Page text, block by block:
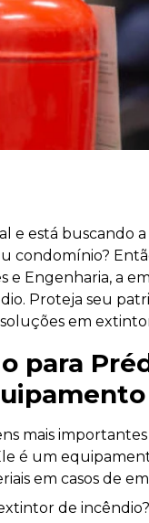
e está buscando
condomínio?
e Engenharia, a
Proteja seu
em
para
mais
é um
em casos de
de